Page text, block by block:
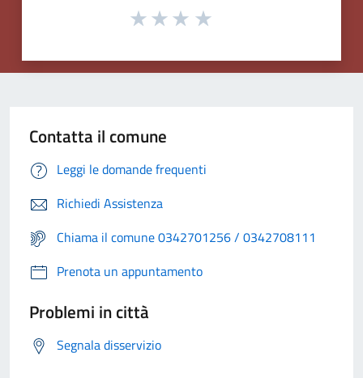
Contatta il comune
Leggi le domande frequenti
Richiedi Assistenza
Chiama il comune 0342701256 / 0342708111
Prenota un appuntamento
Problemi in città
Segnala disservizio